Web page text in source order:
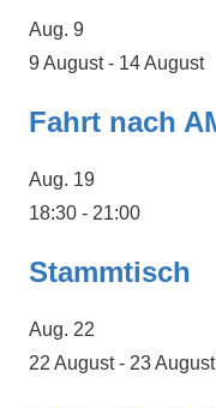
Aug. 9
9 August- 14 August
Fahrt nach
Aug. 19
18:30 - 21:00
Stammtisch
Aug. 22
22 August- 23 August